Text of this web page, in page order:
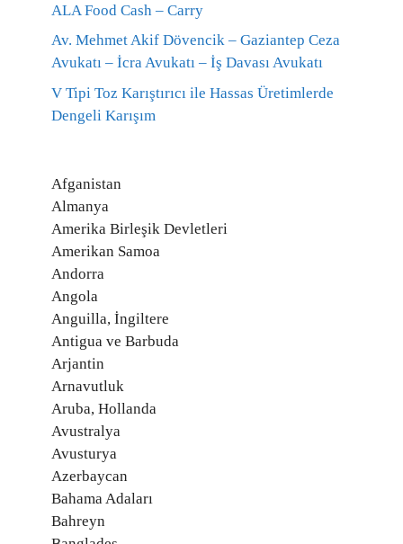
ALA Food Cash – Carry
Av. Mehmet Akif Dövencik – Gaziantep Ceza
Avukatı – İcra Avukatı – İş Davası Avukatı
V Tipi Toz Karıştırıcı ile Hassas Üretimlerde
Dengeli Karışım
Afganistan
Almanya
Amerika Birleşik Devletleri
Amerikan Samoa
Andorra
Angola
Anguilla, İngiltere
Antigua ve Barbuda
Arjantin
Arnavutluk
Aruba, Hollanda
Avustralya
Avusturya
Azerbaycan
Bahama Adaları
Bahreyn